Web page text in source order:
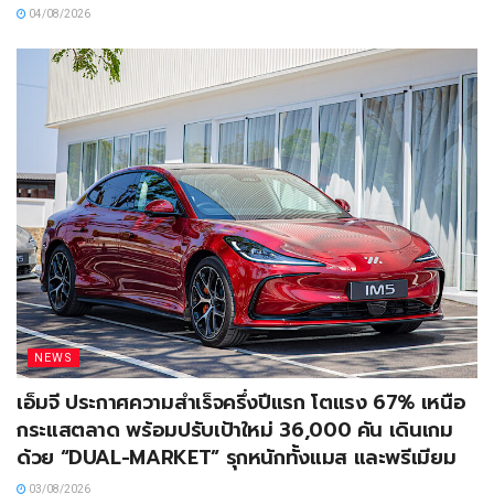
04/08/2026
NEWS
เอ็มจี ประกาศความสำเร็จครึ่งปีแรก โตแรง 67% เหนือ
กระแสตลาด พร้อมปรับเป้าใหม่ 36,000 คัน เดินเกม
ด้วย “DUAL-MARKET” รุกหนักทั้งแมส และพรีเมียม
03/08/2026